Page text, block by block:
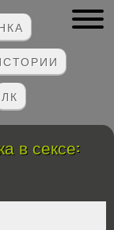
ЛК
в сексе: